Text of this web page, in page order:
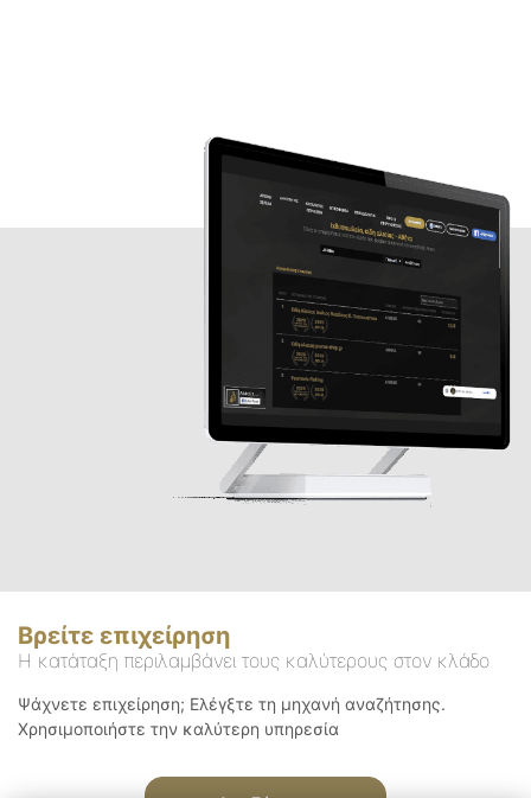
Βρείτε επιχείρηση
Η κατάταξη περιλαμβάνει τους καλύτερους στον κλάδο
Ψάχνετε επιχείρηση; Ελέγξτε τη μηχανή αναζήτησης.
Χρησιμοποιήστε την καλύτερη υπηρεσία